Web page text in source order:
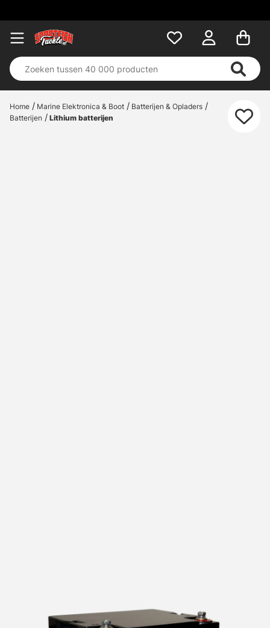
Home Marine Elektronica & Boot
Batterijen & Opladers
Batterijen
Lithium batterijen